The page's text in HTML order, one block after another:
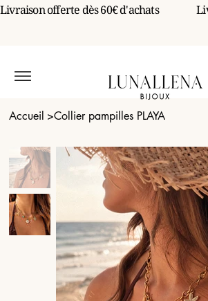
Accueil >Collier pampilles PLAYA
Livraison offerte dès 60€ d'achats